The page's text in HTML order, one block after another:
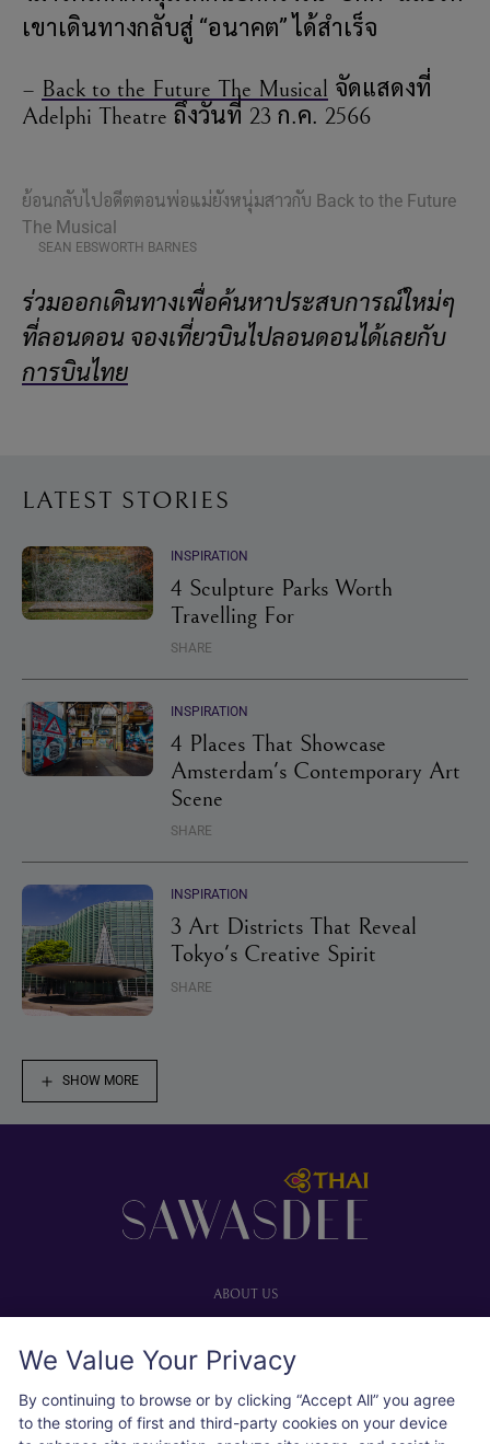
เขาเดินทางกลับสู่ “อนาคต” ได้สำเร็จ
– Back to the Future The Musical จัดแสดงที่
Adelphi Theatre ถึงวันที่ 23 ก.ค. 2566
ย้อนกลับไปอดีตตอนพ่อแม่ยังหนุ่มสาวกับ Back to the Future
The Musical
SEAN EBSWORTH BARNES
ร่วมออกเดินทางเพื่อค้นหาประสบการณ์ใหม่ๆ
ที่ลอนดอน จองเที่ยวบินไปลอนดอนได้เลยกับ
การบินไทย
LATEST STORIES
INSPIRATION
4 Sculpture Parks Worth
Travelling For
SHARE
INSPIRATION
4 Places That Showcase
Amsterdam's Contemporary Art
Scene
SHARE
INSPIRATION
3 Art Districts That Reveal
Tokyo's Creative Spirit
SHARE
SHOW MORE
ABOUT US
Advertise with us
Privacy policy
We Value Your Privacy
By continuing to browse or by clicking “Accept All” you agree
to the storing of first and third-party cookies on your device